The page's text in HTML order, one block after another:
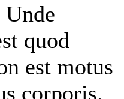
quod
est motus
corporis.